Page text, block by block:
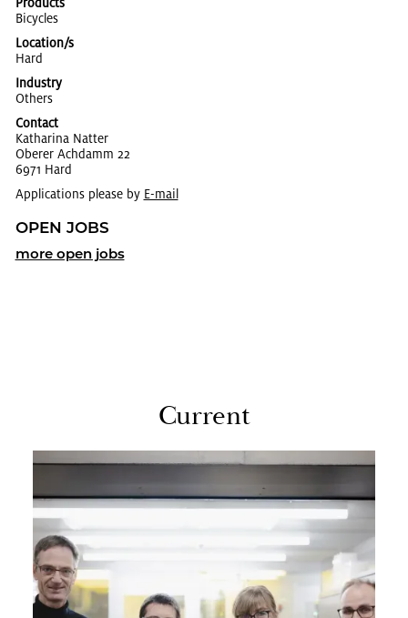
Products
Bi­cy­cles
Location/s
Hard
Industry
Oth­ers
Contact
Katha­rina Nat­ter
Oberer Achdamm 22
6971 Hard
Applications please by E-mail
OPEN JOBS
more open jobs
Cur­rent